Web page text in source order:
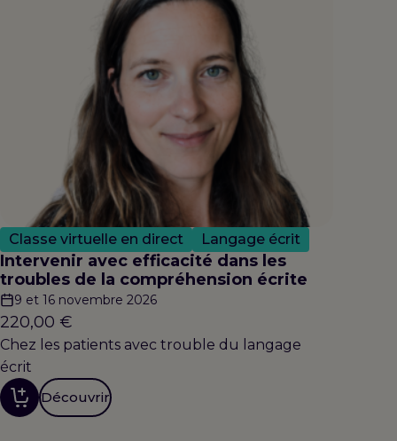
Classe virtuelle en direct Langage écrit
Intervenir avec efficacité dans les
troubles de la compréhension écrite
9 et 16 novembre 2026
220,00 €
Chez les patients avec trouble du langage
écrit
Découvrir